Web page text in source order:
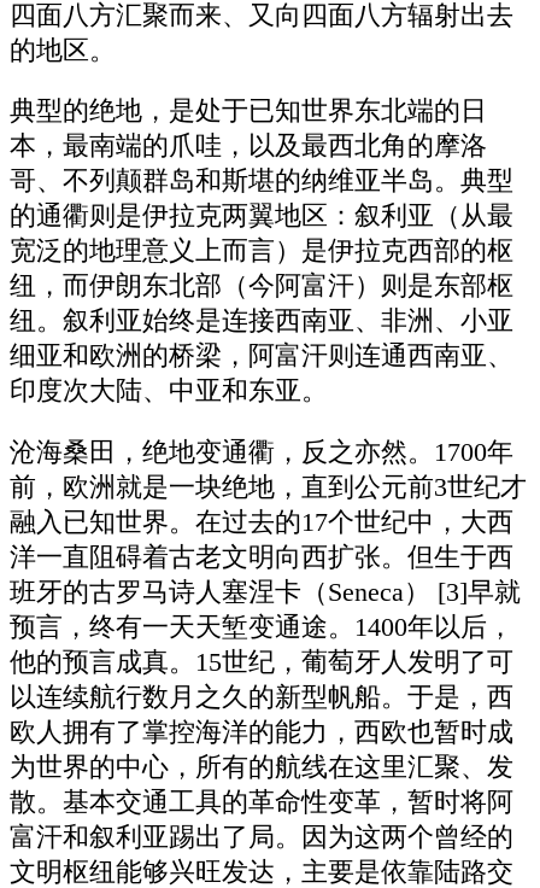
四面八方汇聚而来、又向四面八方辐射出去
的地区。
典型的绝地，是处于已知世界东北端的日
本，最南端的爪哇，以及最西北角的摩洛
哥、不列颠群岛和斯堪的纳维亚半岛。典型
的通衢则是伊拉克两翼地区：叙利亚（从最
宽泛的地理意义上而言）是伊拉克西部的枢
纽，而伊朗东北部（今阿富汗）则是东部枢
纽。叙利亚始终是连接西南亚、非洲、小亚
细亚和欧洲的桥梁，阿富汗则连通西南亚、
印度次大陆、中亚和东亚。
沧海桑田，绝地变通衢，反之亦然。1700年
前，欧洲就是一块绝地，直到公元前3世纪才
融入已知世界。在过去的17个世纪中，大西
洋一直阻碍着古老文明向西扩张。但生于西
班牙的古罗马诗人塞涅卡（Seneca） [3]早就
预言，终有一天天堑变通途。1400年以后，
他的预言成真。15世纪，葡萄牙人发明了可
以连续航行数月之久的新型帆船。于是，西
欧人拥有了掌控海洋的能力，西欧也暂时成
为世界的中心，所有的航线在这里汇聚、发
散。基本交通工具的革命性变革，暂时将阿
富汗和叙利亚踢出了局。因为这两个曾经的
文明枢纽能够兴旺发达，主要是依靠陆路交